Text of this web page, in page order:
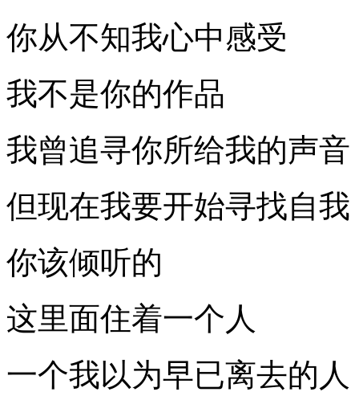
你从不知我心中感受
我不是你的作品
我曾追寻你所给我的声音
但现在我要开始寻找自我
你该倾听的
这里面住着一个人
一个我以为早已离去的人